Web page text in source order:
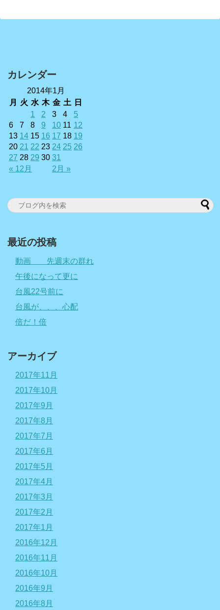
カレンダー
2014年1月
月
火 水 木 金 土 日
« 12月 2月 »
1 2 3 4
5
6
7 8 9 10 11 12
13 14 15 16 17 18 19
20 21 22 23 24 25 26
27 28 29 30 31
最近の投稿
動画 先週末の群れ
午後になって更に
台風22号前に
台風が、、、心配
倍だ！倍
アーカイブ
2017年11月
2017年10月
2017年9月
2017年8月
2017年7月
2017年6月
2017年5月
2017年4月
2017年3月
2017年2月
2017年1月
2016年12月
2016年11月
2016年10月
2016年9月
2016年8月